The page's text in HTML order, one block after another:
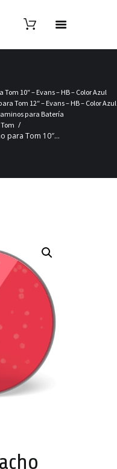
10″ – Evans – HB – Color Azul
Tom 12″ – Evans – HB – Color Azul
para Batería
para Tom 10″...